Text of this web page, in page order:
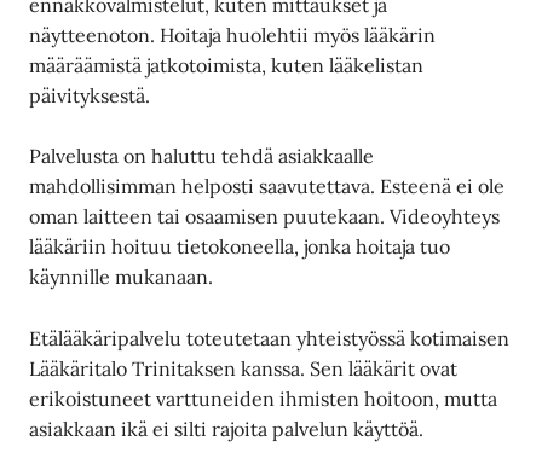
näytteenoton. Hoitaja huolehtii myös lääkärin
määräämistä jatkotoimista, kuten lääkelistan
päivityksestä.
Palvelusta on haluttu tehdä asiakkaalle
mahdollisimman helposti saavutettava. Esteenä ei ole
oman laitteen tai osaamisen puutekaan. Videoyhteys
lääkäriin hoituu tietokoneella, jonka hoitaja tuo
käynnille mukanaan.
Etälääkäripalvelu toteutetaan yhteistyössä kotimaisen
Lääkäritalo Trinitaksen kanssa. Sen lääkärit ovat
erikoistuneet varttuneiden ihmisten hoitoon, mutta
asiakkaan ikä ei silti rajoita palvelun käyttöä.